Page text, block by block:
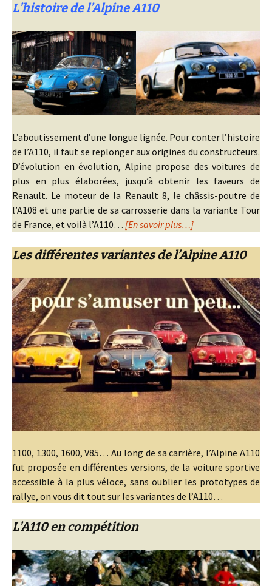
L’histoire de l’Alpine A110
L’aboutissement d’une longue lignée. Pour conter l’histoire
de l’A110, il faut se replonger aux origines du constructeurs.
D’évolution en évolution, Alpine propose des voitures de
plus en plus élaborées, jusqu’à obtenir les faveurs de
Renault. Le moteur de la Renault 8, le châssis-poutre de
l’A108 et une partie de sa carrosserie dans la variante Tour
de France, et voilà l’A110… [En savoir plus…]
Les différentes variantes de l’Alpine A110
1100, 1300, 1600, V85… Au long de sa carrière, l’Alpine A110
fut proposée en différentes versions, de la voiture sportive
accessible à la plus véloce, sans oublier les prototypes de
rallye, on vous dit tout sur les variantes de l’A110…
L’A110 en compétition